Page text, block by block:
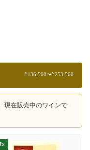
¥136,500〜¥253,500
現在販売中のワインで
2